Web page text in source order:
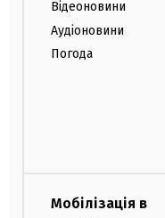
Відеоновини
Аудіоновини
Погода
Мобілізація в